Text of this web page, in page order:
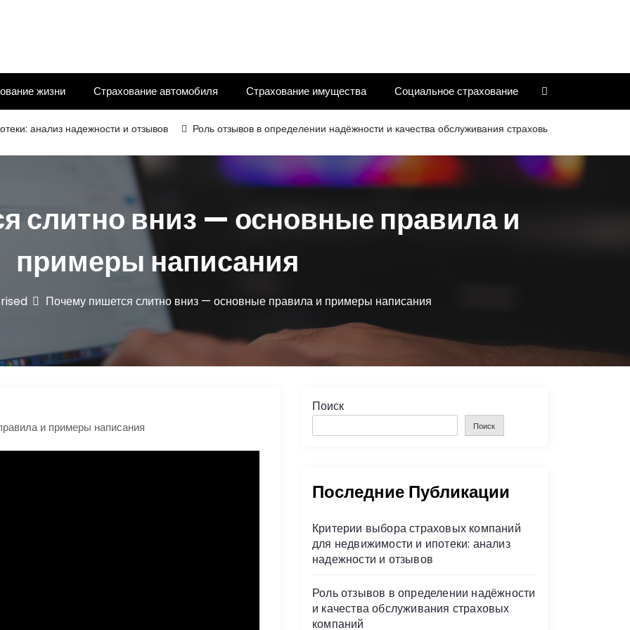
жизни Страхование автомобиля Страхование имущества Социальное страхование
надежности и отзывов Роль отзывов в определении надёжности и качества обслуживания страховых компаний
слитно вниз — основные правила и
примеры написания
Почему пишется слитно вниз — основные правила и примеры написания
Поиск
Поиск
Последние Публикации
Критерии выбора страховых компаний
для недвижимости и ипотеки: анализ
надежности и отзывов
Роль отзывов в определении надёжности
и качества обслуживания страховых
компаний